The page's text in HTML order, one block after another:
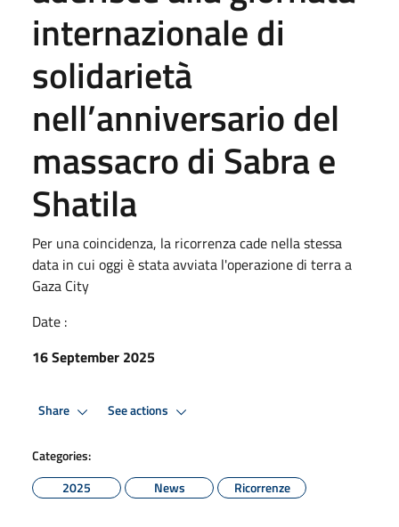
internazionale di
solidarietà
nell’anniversario del
massacro di Sabra e
Shatila
Per una coincidenza, la ricorrenza cade nella stessa
data in cui oggi è stata avviata l'operazione di terra a
Gaza City
Date :
16 September 2025
Share See actions
Categories:
2025
News Ricorrenze